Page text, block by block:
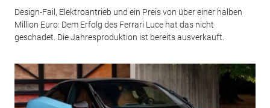
Design-Fail, Elektroantrieb und ein Preis von über einer halben
Million Euro: Dem Erfolg des Ferrari Luce hat das nicht
geschadet. Die Jahresproduktion ist bereits ausverkauft.